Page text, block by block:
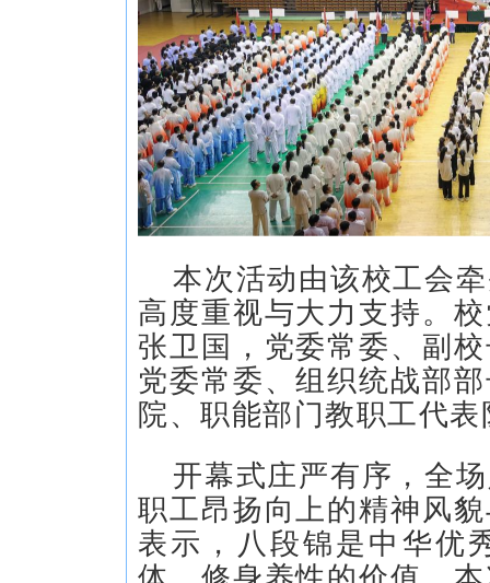
本次活动由该校工会
高度重视与大力支持。
张卫国，党委常委、副
党委常委、组织统战部
院、职能部门教职工代
开幕式庄严有序，全
职工昂扬向上的精神风
表示，八段锦是中华优